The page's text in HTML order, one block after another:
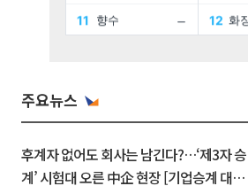
주요뉴스
후계자 없어도 회사는 남긴다?…‘제3자 승
계’ 시험대 오른 中企 현장 [기업승계 대전